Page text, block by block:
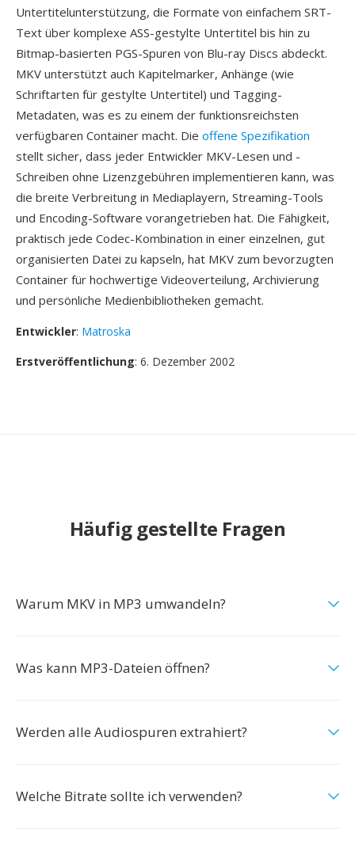
Untertitelunterstützung, die Formate von einfachem SRT-
Text über komplexe ASS-gestylte Untertitel bis hin zu
Bitmap-basierten PGS-Spuren von Blu-ray Discs abdeckt.
MKV unterstützt auch Kapitelmarker, Anhänge (wie
Schriftarten für gestylte Untertitel) und Tagging-
Metadaten, was es zu einem der funktionsreichsten
verfügbaren Container macht. Die offene Spezifikation
stellt sicher, dass jeder Entwickler MKV-Lesen und -
Schreiben ohne Lizenzgebühren implementieren kann, was
die breite Verbreitung in Mediaplayern, Streaming-Tools
und Encoding-Software vorangetrieben hat. Die Fähigkeit,
praktisch jede Codec-Kombination in einer einzelnen, gut
organisierten Datei zu kapseln, hat MKV zum bevorzugten
Container für hochwertige Videoverteilung, Archivierung
und persönliche Medienbibliotheken gemacht.
Entwickler: Matroska
Erstveröffentlichung: 6. Dezember 2002
Häufig gestellte Fragen
Warum MKV in MP3 umwandeln?
Was kann MP3-Dateien öffnen?
Werden alle Audiospuren extrahiert?
Welche Bitrate sollte ich verwenden?